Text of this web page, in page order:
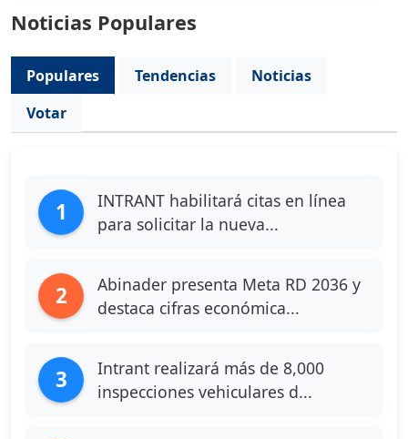
Noticias Populares
Populares Tendencias
Noticias
Votar
1
INTRANT habilitará citas en línea
para solicitar la nueva...
2
Abinader presenta Meta RD 2036 y
destaca cifras económica...
3
Intrant realizará más de 8,000
inspecciones vehiculares d...